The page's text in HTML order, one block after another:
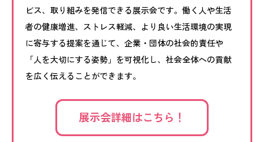
ビス、取り組みを発信できる展示会です。働く人や生活
者の健康増進、ストレス軽減、より良い生活環境の実現
に寄与する提案を通じて、企業・団体の社会的責任や
「人を大切にする姿勢」を可視化し、社会全体への貢献
を広く伝えることができます。
展示会詳細はこちら！